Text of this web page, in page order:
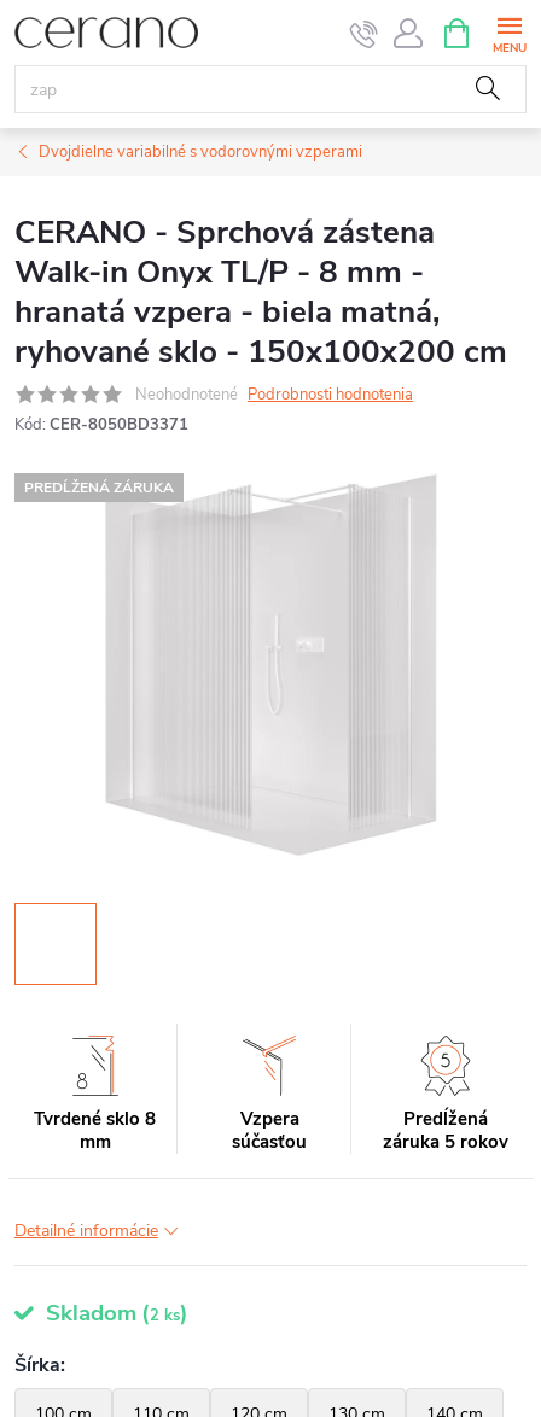
Prejsť
na
obsah
KOŠÍK
Dvojdielne variabilné s vodorovnými vzperami
CERANO - Sprchová zástena
Walk-in Onyx TL/P - 8 mm -
hranatá vzpera - biela matná,
ryhované sklo - 150x100x200 cm
Neohodnotené Podrobnosti hodnotenia
Kód: CER-8050BD3371
PREDĹŽENÁ ZÁRUKA
Tvrdené sklo 8
mm
Vzpera
súčasťou
Predĺžená
záruka 5 rokov
Detailné informácie
Skladom (2 ks)